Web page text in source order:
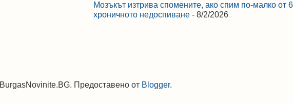
Мозъкът изтрива спомените, ако спим по-малко от
хроничното недоспиване - 8/2/2026
BurgasNovinite.BG. Предоставено от Blogger.